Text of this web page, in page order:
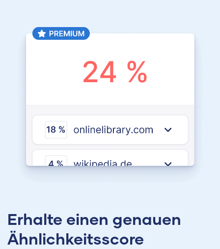
Erhalte einen genauen
Ähnlichkeitsscore